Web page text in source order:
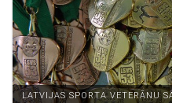
LATVIJAS SPORTA VETERĀNU